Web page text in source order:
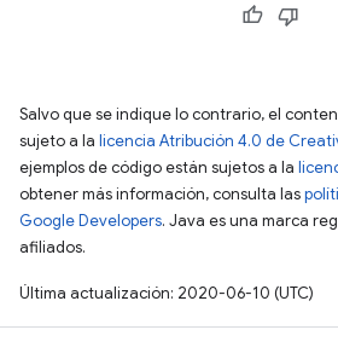
Salvo que se indique lo contrario, el
sujeto a la licencia Atribución 4.0 de
ejemplos de código están sujetos a la
obtener más información, consulta las
Google Developers. Java es una marca
afiliados.
Última actualización: 2020-06-10 (UTC)